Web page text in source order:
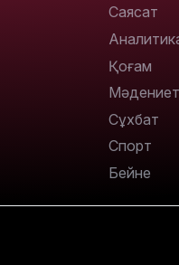
Саясат
Қоғам
Мәдениет
Сұхбат
Спорт
Бейне